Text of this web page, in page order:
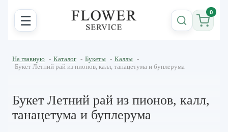
☰ 0
На главную - Каталог - Букеты - Каллы -
Букет Летний рай из пионов, калл, танацетума и буплерума
Букет Летний рай из пионов, калл,
танацетума и буплерума